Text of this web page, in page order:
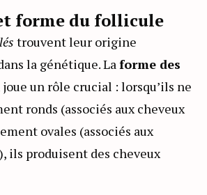
forme du follicule
trouvent leur origine
la génétique. Laforme des
un rôle crucial : lorsqu’ils ne
ronds (associés aux cheveux
ovales (associés aux
ils produisent des cheveux